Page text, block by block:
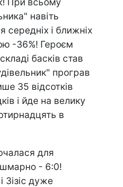
навіть
середніх і ближніх
-36%! Героєм
басків став
програв
35 відсотків
і йде на велику
в
для
- 6:0!
Зізіс дуже